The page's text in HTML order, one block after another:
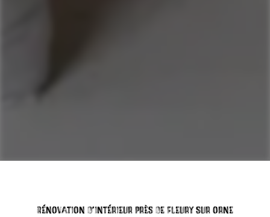
Rénovation d'intérieur près de Fleury sur orne